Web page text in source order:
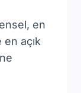
en
açık